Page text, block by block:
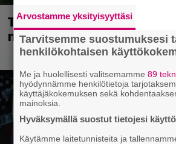
Tampereella sunnuntaina
nämä artistit mukana
Arvostamme yksityisyyttäsi
Tarvitsemme suostumuksesi
henkilökohtaisen
Me ja huolellisesti valitsemamme89
hyödynnämme henkilötietoja
käyttäjäkokemuksen sekä
mainoksia.
Hyväksymällä suostut tietojesi
Käytämme laitetunnisteita ja